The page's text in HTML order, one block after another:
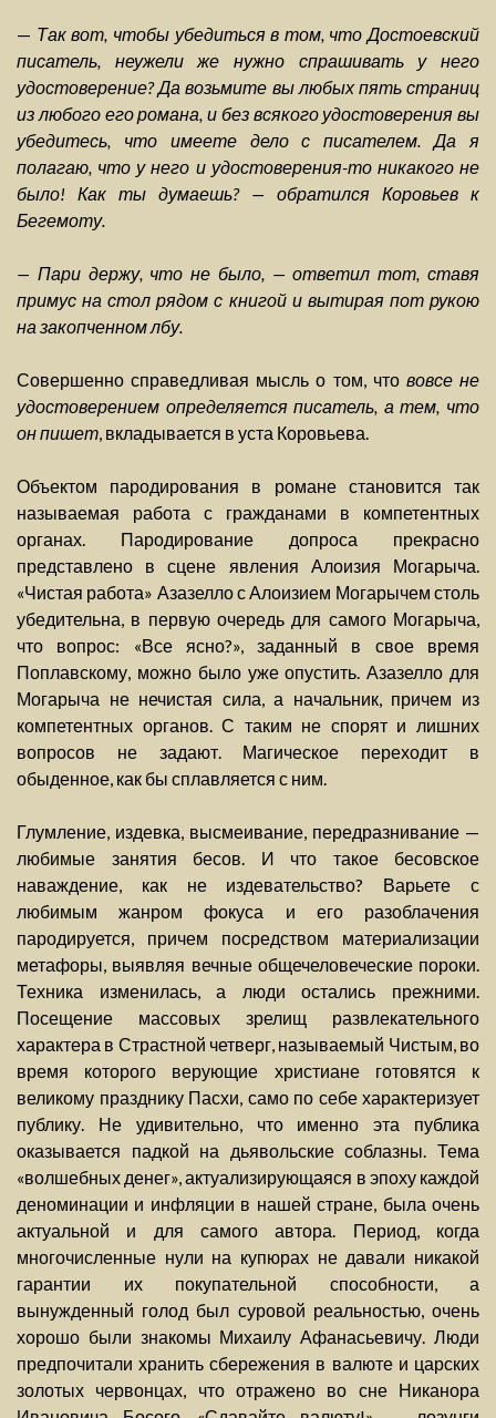
— Так вот, чтобы убедиться в том, что Достоевский
писатель, неужели же нужно спрашивать у него
удостоверение? Да возьмите вы любых пять страниц
из любого его романа, и без всякого удостоверения вы
убедитесь, что имеете дело с писателем. Да я
полагаю, что у него и удостоверения-то никакого не
было! Как ты думаешь? — обратился Коровьев к
Бегемоту.
— Пари держу, что не было, — ответил тот, ставя
примус на стол рядом с книгой и вытирая пот рукою
на закопченном лбу.
Совершенно справедливая мысль о том, что вовсе не
удостоверением определяется писатель, а тем, что
он пишет, вкладывается в уста Коровьева.
Объектом пародирования в романе становится так
называемая работа с гражданами в компетентных
органах. Пародирование допроса прекрасно
представлено в сцене явления Алоизия Могарыча.
«Чистая работа» Азазелло с Алоизием Могарычем столь
убедительна, в первую очередь для самого Могарыча,
что вопрос: «Все ясно?», заданный в свое время
Поплавскому, можно было уже опустить. Азазелло для
Могарыча не нечистая сила, а начальник, причем из
компетентных органов. С таким не спорят и лишних
вопросов не задают. Магическое переходит в
обыденное, как бы сплавляется с ним.
Глумление, издевка, высмеивание, передразнивание —
любимые занятия бесов. И что такое бесовское
наваждение, как не издевательство? Варьете с
любимым жанром фокуса и его разоблачения
пародируется, причем посредством материализации
метафоры, выявляя вечные общечеловеческие пороки.
Техника изменилась, а люди остались прежними.
Посещение массовых зрелищ развлекательного
характера в Страстной четверг, называемый Чистым, во
время которого верующие христиане готовятся к
великому празднику Пасхи, само по себе характеризует
публику. Не удивительно, что именно эта публика
оказывается падкой на дьявольские соблазны. Тема
«волшебных денег», актуализирующаяся в эпоху каждой
деноминации и инфляции в нашей стране, была очень
актуальной и для самого автора. Период, когда
многочисленные нули на купюрах не давали никакой
гарантии их покупательной способности, а
вынужденный голод был суровой реальностью, очень
хорошо были знакомы Михаилу Афанасьевичу. Люди
предпочитали хранить сбережения в валюте и царских
золотых червонцах, что отражено во сне Никанора